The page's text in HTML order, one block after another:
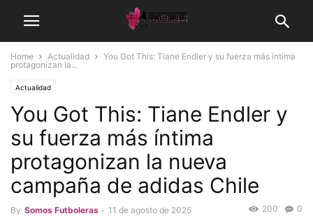
Home Actualidad
You Got This: Tiane Endler y su fuerza más íntima
protagonizan la...
Actualidad
You Got This: Tiane Endler y
su fuerza más íntima
protagonizan la nueva
campaña de adidas Chile
By Somos Futboleras - 11 de agosto de 2025 0
200